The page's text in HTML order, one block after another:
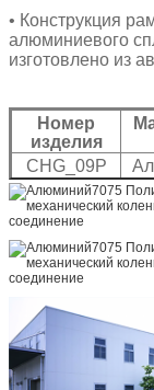
• Конструкция
алюминиевого
изготовлено из
Номер
изделия
CHG_09P